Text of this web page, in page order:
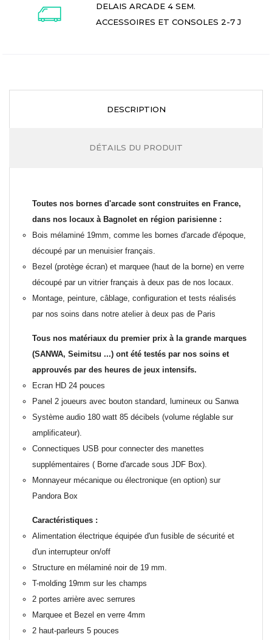
DELAIS ARCADE 4 SEM.
ACCESSOIRES ET CONSOLES 2-7 J
DESCRIPTION
DÉTAILS DU PRODUIT
Toutes nos bornes d'arcade sont construites en France,
dans nos locaux à Bagnolet en région parisienne :
Bois mélaminé 19mm, comme les bornes d'arcade d'époque,
découpé par un menuisier français.
Bezel (protège écran) et marquee (haut de la borne) en verre
découpé par un vitrier français à deux pas de nos locaux.
Montage, peinture, câblage, configuration et tests réalisés
par nos soins dans notre atelier à deux pas de Paris
Tous nos matériaux du premier prix à la grande marques
(SANWA, Seimitsu ...) ont été testés par nos soins et
approuvés par des heures de jeux intensifs.
Ecran HD 24 pouces
Panel 2 joueurs avec bouton standard, lumineux ou Sanwa
Système audio 180 watt 85 décibels (volume réglable sur
amplificateur).
Connectiques USB pour connecter des manettes
supplémentaires ( Borne d'arcade sous JDF Box).
Monnayeur mécanique ou électronique (en option) sur
Pandora Box
Caractéristiques :
Alimentation électrique équipée d'un fusible de sécurité et
d'un interrupteur on/off
Structure en mélaminé noir de 19 mm.
T-molding 19mm sur les champs
2 portes arrière avec serrures
Marquee et Bezel en verre 4mm
2 haut-parleurs 5 pouces